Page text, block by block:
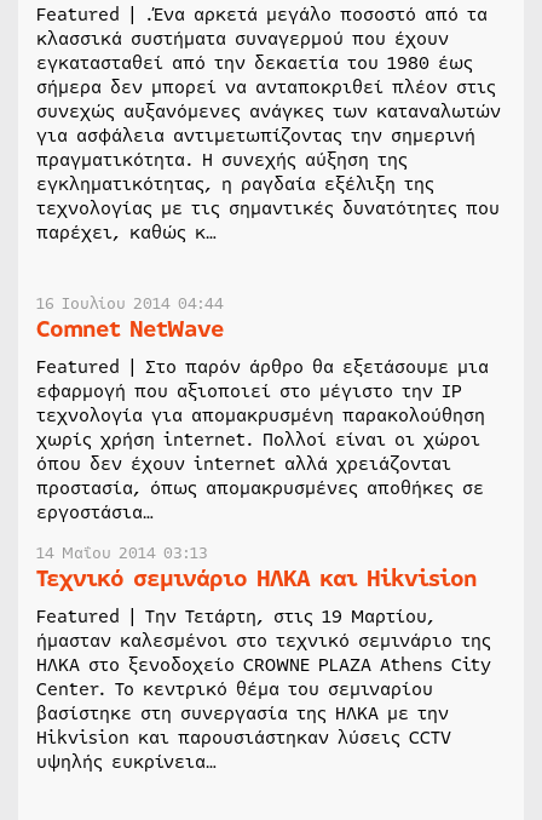
Featured | .Ένα αρκετά μεγάλο ποσοστό από τα
κλασσικά συστήματα συναγερμού που έχουν
εγκατασταθεί από την δεκαετία του 1980 έως
σήμερα δεν μπορεί να ανταποκριθεί πλέον στις
συνεχώς αυξανόμενες ανάγκες των καταναλωτών
για ασφάλεια αντιμετωπίζοντας την σημερινή
πραγματικότητα. Η συνεχής αύξηση της
εγκληματικότητας, η ραγδαία εξέλιξη της
τεχνολογίας με τις σημαντικές δυνατότητες που
παρέχει, καθώς κ…
16 Ιουλίου 2014 04:44
Comnet NetWave
Featured | Στο παρόν άρθρο θα εξετάσουμε μια
εφαρμογή που αξιοποιεί στο μέγιστο την IP
τεχνολογία για απομακρυσμένη παρακολούθηση
χωρίς χρήση internet. Πολλοί είναι οι χώροι
όπου δεν έχουν internet αλλά χρειάζονται
προστασία, όπως απομακρυσμένες αποθήκες σε
εργοστάσια…
14 Μαΐου 2014 03:13
Τεχνικό σεμινάριο ΗΛΚΑ και Hikvision
Featured | Την Τετάρτη, στις 19 Μαρτίου,
ήμασταν καλεσμένοι στο τεχνικό σεμινάριο της
ΗΛΚΑ στο ξενοδοχείο CROWNE PLAZA Athens City
Center. Το κεντρικό θέμα του σεμιναρίου
βασίστηκε στη συνεργασία της ΗΛΚΑ με την
Hikvision και παρουσιάστηκαν λύσεις CCTV
υψηλής ευκρίνεια…